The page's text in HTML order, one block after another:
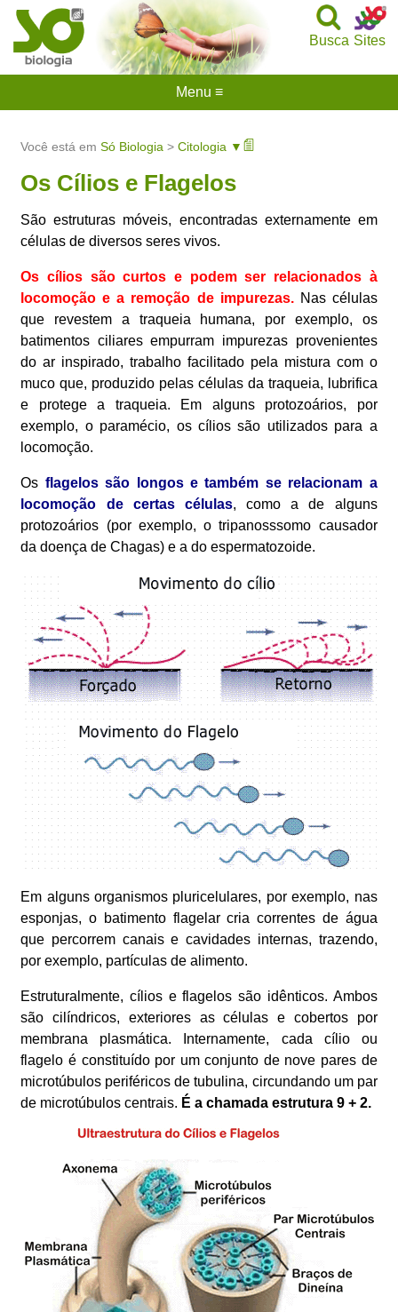
Sites
Busca
Você está emSó Biologia >Citologia ▼
Os Cílios e Flagelos
São estruturas móveis, encontradas externamente em
células de diversos seres vivos.
Os cílios são curtos e podem ser relacionados à
locomoção e a remoção de impurezas. Nas células
que revestem a traqueia humana, por exemplo, os
batimentos ciliares empurram impurezas provenientes
do ar inspirado, trabalho facilitado pela mistura com o
muco que, produzido pelas células da traqueia, lubrifica
e protege a traqueia. Em alguns protozoários, por
exemplo, o paramécio, os cílios são utilizados para a
locomoção.
Os flagelos são longos e também se relacionam a
locomoção de certas células, como a de alguns
protozoários (por exemplo, o tripanosssomo causador
da doença de Chagas) e a do espermatozoide.
Em alguns organismos pluricelulares, por exemplo, nas
esponjas, o batimento flagelar cria correntes de água
que percorrem canais e cavidades internas, trazendo,
por exemplo, partículas de alimento.
Estruturalmente, cílios e flagelos são idênticos. Ambos
são cilíndricos, exteriores as células e cobertos por
membrana plasmática. Internamente, cada cílio ou
flagelo é constituído por um conjunto de nove pares de
microtúbulos periféricos de tubulina, circundando um par
de microtúbulos centrais. É a chamada estrutura 9 + 2.